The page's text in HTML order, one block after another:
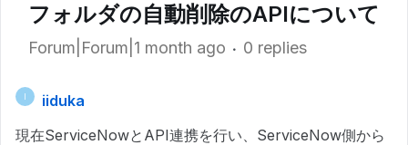
フォルダの自動削除のAPIについて
Forum|Forum|1 month ago 0 replies
iiduka
現在ServiceNowとAPI連携を行い、ServiceNow側から